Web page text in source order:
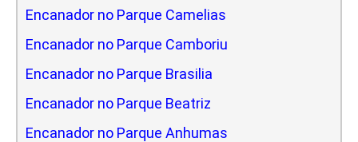
Encanador no Parque Camelias
Encanador no Parque Camboriu
Encanador no Parque Brasilia
Encanador no Parque Beatriz
Encanador no Parque Anhumas